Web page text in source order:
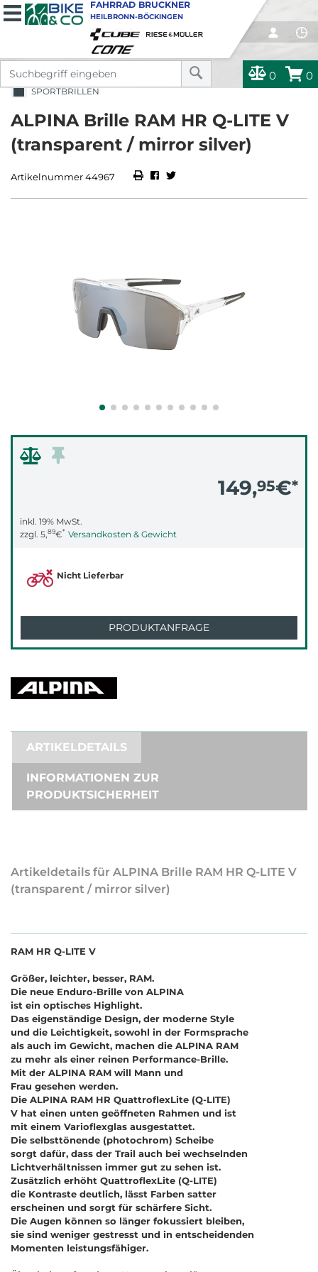
0 0
FAHRRAD BRUCKNER
HEILBRONN-BÖCKINGEN
SPORTBRILLEN
ALPINA Brille RAM HR Q-LITE V
(transparent / mirror silver)
Artikelnummer 44967
149,95€*
inkl. 19% MwSt.
zzgl. 5,89€* Versandkosten & Gewicht
Nicht Lieferbar
PRODUKTANFRAGE
ARTIKELDETAILS
INFORMATIONEN ZUR
PRODUKTSICHERHEIT
Artikeldetails für ALPINA Brille RAM HR Q-LITE V
(transparent / mirror silver)
RAM HR Q-LITE V
Größer, leichter, besser, RAM.
Die neue Enduro-Brille von ALPINA
ist ein optisches Highlight.
Das eigenständige Design, der moderne Style
und die Leichtigkeit, sowohl in der Formsprache
als auch im Gewicht, machen die ALPINA RAM
zu mehr als einer reinen Performance-Brille.
Mit der ALPINA RAM will Mann und
Frau gesehen werden.
Die ALPINA RAM HR QuattroflexLite (Q-LITE)
V hat einen unten geöffneten Rahmen und ist
mit einem Varioflexglas ausgestattet.
Die selbsttönende (photochrom) Scheibe
sorgt dafür, dass der Trail auch bei wechselnden
Lichtverhältnissen immer gut zu sehen ist.
Zusätzlich erhöht QuattroflexLite (Q-LITE)
die Kontraste deutlich, lässt Farben satter
erscheinen und sorgt für schärfere Sicht.
Die Augen können so länger fokussiert bleiben,
sie sind weniger gestresst und in entscheidenden
Momenten leistungsfähiger.